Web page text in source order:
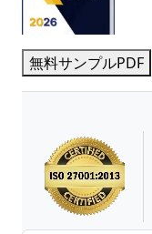
無料サンプルPDF